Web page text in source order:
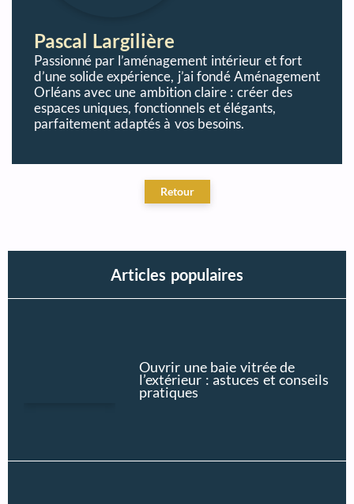
Pascal Largilière
Passionné par l’aménagement intérieur et fort
d’une solide expérience, j’ai fondé Aménagement
Orléans avec une ambition claire : créer des
espaces uniques, fonctionnels et élégants,
parfaitement adaptés à vos besoins.
Articles populaires
Ouvrir une baie vitrée de
l’extérieur : astuces et conseils
pratiques